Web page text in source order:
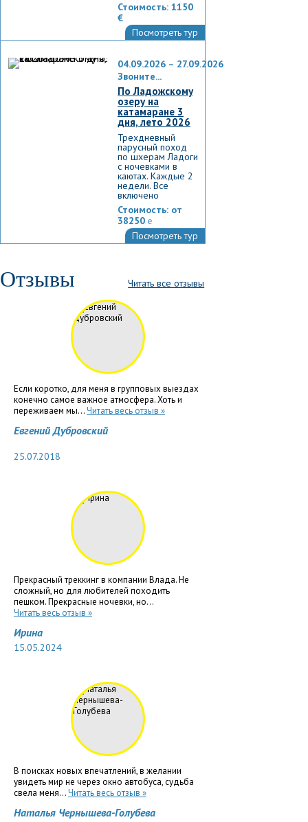
Стоимость: 1150
€
Посмотреть тур
04.09.2026 – 27.09.2026
Звоните...
По Ладожскому
озеру на
катамаране 3
дня, лето 2026
Трехдневный
парусный поход
по шхерам Ладоги
с ночевками в
каютах. Каждые 2
недели. Все
включено
Стоимость: от
38250 e
Посмотреть тур
Читать все отзывы
Отзывы
Если коротко, для меня в групповых выездах
конечно самое важное атмосфера. Хоть и
переживаем мы...Читать весь отзыв »
Евгений Дубровский
25.07.2018
Прекрасный треккинг в компании Влада. Не
сложный, но для любителей походить
пешком. Прекрасные ночевки, но...
Читать весь отзыв »
Ирина
15.05.2024
В поисках новых впечатлений, в желании
увидеть мир не через окно автобуса, судьба
свела меня...Читать весь отзыв »
Наталья Чернышева-Голубева